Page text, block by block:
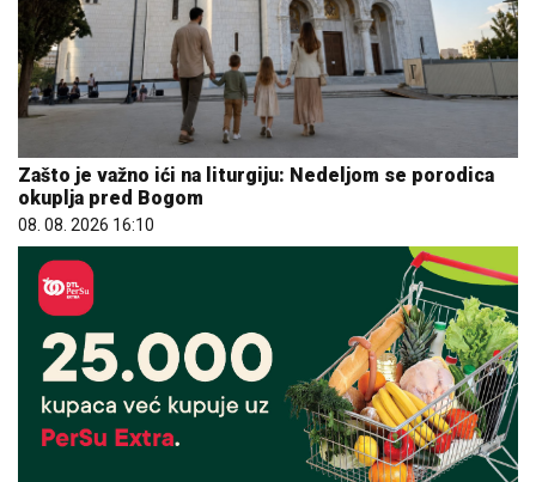
Zašto je važno ići na liturgiju: Nedeljom se porodica
okuplja pred Bogom
08. 08. 2026 16:10